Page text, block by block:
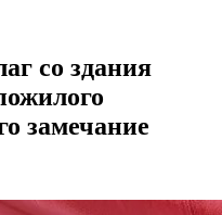
со здания
замечание